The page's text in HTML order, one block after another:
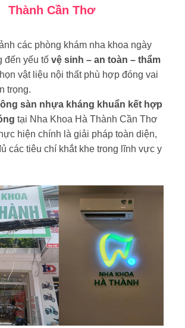
Thành Cần Thơ
các phòng khám nha khoa ngày
đến yếu tố vệ sinh – an toàn – thẩm
vật liệu nội thất phù hợp đóng vai
trọng.
sàn nhựa kháng khuẩn kết hợp
tại Nha Khoa Hà Thành Cần Thơ
hiện chính là giải pháp toàn diện,
các tiêu chí khắt khe trong lĩnh vực y